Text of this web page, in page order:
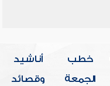
خطب
الجمعة
أناشيد
وقصائد